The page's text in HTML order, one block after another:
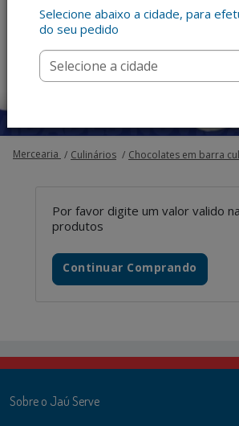
Selecione abaixo a cidade, para
do seu pedido
Mercearia Culinários Chocolates em barra
Por favor digite um valor valido
produtos
Continuar Comprando
Sobre o Jaú Serve